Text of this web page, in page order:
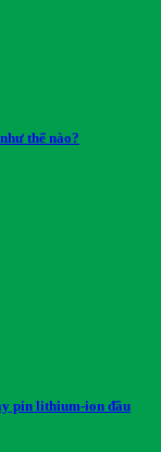
thế nào?
pin lithium-ion đầu